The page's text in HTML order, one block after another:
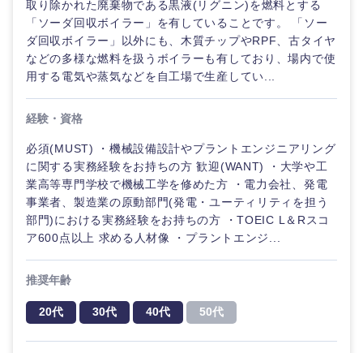
取り除かれた廃棄物である黒液(リグニン)を燃料とする
「ソーダ回収ボイラー」を有していることです。 「ソー
ダ回収ボイラー」以外にも、木質チップやRPF、古タイヤ
などの多様な燃料を扱うボイラーも有しており、場内で使
用する電気や蒸気などを自工場で生産してい...
経験・資格
必須(MUST) ・機械設備設計やプラントエンジニアリング
に関する実務経験をお持ちの方 歓迎(WANT) ・大学や工
業高等専門学校で機械工学を修めた方 ・電力会社、発電
事業者、製造業の原動部門(発電・ユーティリティを担う
部門)における実務経験をお持ちの方 ・TOEIC L＆Rスコ
ア600点以上 求める人材像 ・プラントエンジ...
推奨年齢
20代 30代 40代 50代